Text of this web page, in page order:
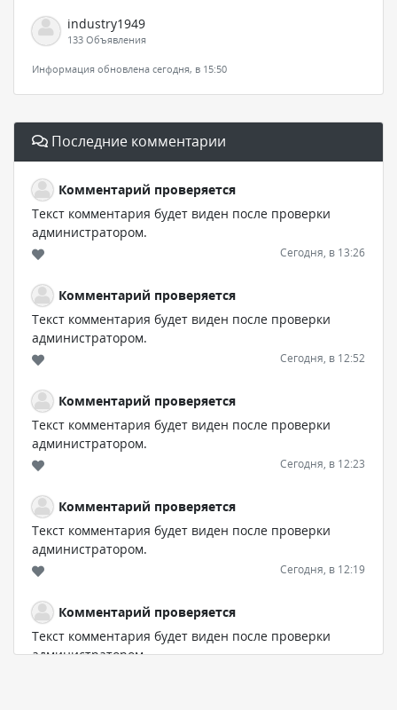
industry1949
133 Объявления
Информация обновлена сегодня, в 15:50
Последние комментарии
Комментарий проверяется
Текст комментария будет виден после проверки
администратором.
Сегодня, в 13:26
Комментарий проверяется
Текст комментария будет виден после проверки
администратором.
Сегодня, в 12:52
Комментарий проверяется
Текст комментария будет виден после проверки
администратором.
Сегодня, в 12:23
Комментарий проверяется
Текст комментария будет виден после проверки
администратором.
Сегодня, в 12:19
Комментарий проверяется
Текст комментария будет виден после проверки
администратором.